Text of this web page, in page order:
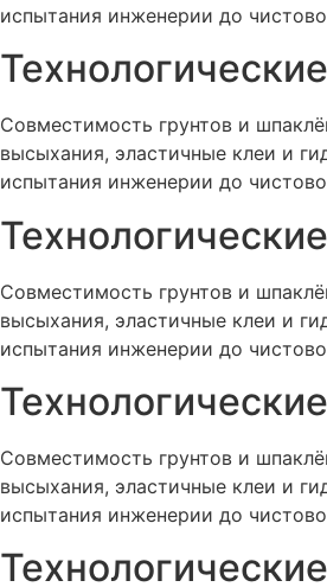
испытания инженерии до
Совместимость грунтов и
высыхания, эластичные клеи и
испытания инженерии до
Совместимость грунтов и
высыхания, эластичные клеи и
испытания инженерии до
Совместимость грунтов и
высыхания, эластичные клеи и
испытания инженерии до